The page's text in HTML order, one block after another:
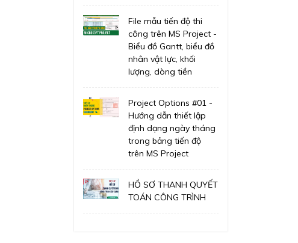
File mẫu tiến độ thi
công trên MS Project -
Biểu đồ Gantt, biểu đồ
nhân vật lực, khối
lượng, dòng tiền
Project Options #01 -
Hướng dẫn thiết lập
định dạng ngày tháng
trong bảng tiến độ
trên MS Project
HỒ SƠ THANH QUYẾT
TOÁN CÔNG TRÌNH